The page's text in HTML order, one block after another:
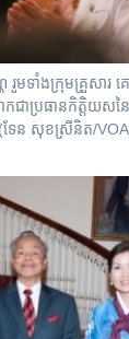
ទាំង​ក្រុម​គ្រួសារ គ
រធាន​កិត្តិយស​នៃ​វត្
(ទែន សុខស្រីនិត/